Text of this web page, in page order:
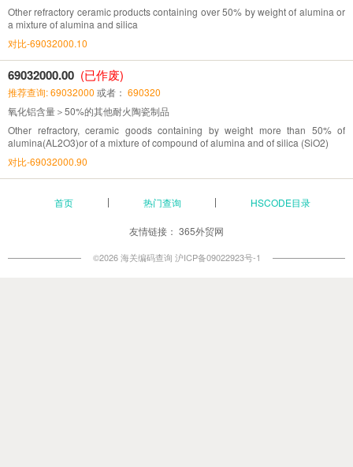
Other refractory ceramic products containing over 50% by weight of alumina or
a mixture of alumina and silica
对比-69032000.10
69032000.00 (已作废)
推荐查询: 69032000 或者： 690320
氧化铝含量＞50%的其他耐火陶瓷制品
Other refractory, ceramic goods containing by weight more than 50% of
alumina(AL2O3)or of a mixture of compound of alumina and of silica (SiO2)
对比-69032000.90
首页 热门查询 HSCODE目录
友情链接： 365外贸网
©2026 海关编码查询 沪ICP备09022923号-1